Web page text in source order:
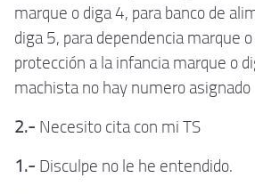
marque o diga 4, para banco de
diga 5, para dependencia marque
protección a la infancia marque o
machista no hay numero asignado
2.- Necesito cita con mi TS
1.- Disculpe no le he entendido.